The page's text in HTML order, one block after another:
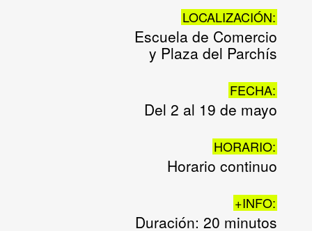
LOCALIZACIÓN:
Escuela de Comercio
y Plaza del Parchís
FECHA:
Del 2 al 19 de mayo
HORARIO:
Horario continuo
+INFO:
Duración: 20 minutos